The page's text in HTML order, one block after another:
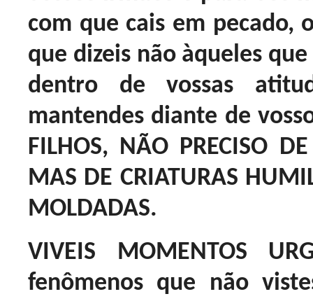
com que cais em pecado,
que dizeis não àqueles
dentro de vossas
mantendes diante de
FILHOS, NÃO PRECISO
MAS DE CRIATURAS
MOLDADAS.
VIVEIS MOMENTOS
fenômenos que não